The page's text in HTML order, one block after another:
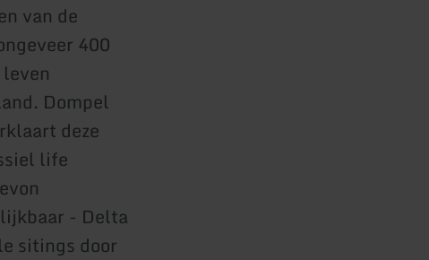
van de
400
Dompel
deze
life
- Delta
sitings door